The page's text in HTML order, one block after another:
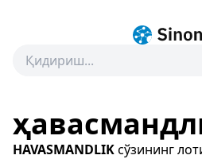
HAVASMANDLIKсўзининг